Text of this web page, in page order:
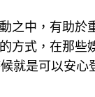
之中，有助於
方式，在那些
就是可以安心